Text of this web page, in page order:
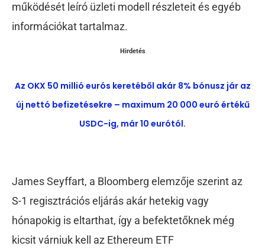
működését leíró üzleti modell részleteit és egyéb
információkat tartalmaz.
Hirdetés
Az OKX 50 millió eurós keretéből akár 8% bónusz jár az
új nettó befizetésekre – maximum 20 000 euró értékű
USDC-ig, már 10 eurótól.
James Seyffart, a Bloomberg elemzője szerint az
S-1 regisztrációs eljárás akár hetekig vagy
hónapokig is eltarthat, így a befektetőknek még
kicsit várniuk kell az Ethereum ETF